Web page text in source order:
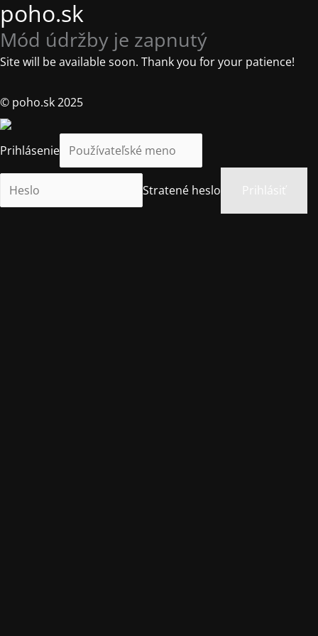
poho.sk
Mód údržby je zapnutý
Site will be available soon. Thank you for your patience!
© poho.sk 2025
Prihlásenie
Stratené heslo